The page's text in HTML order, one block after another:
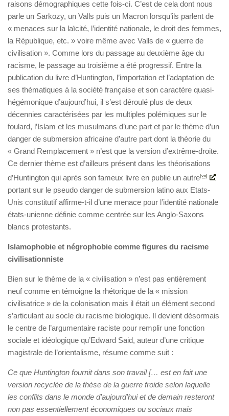
raisons démographiques cette fois-ci. C’est de cela dont nous
parle un Sarkozy, un Valls puis un Macron lorsqu’ils parlent de
« menaces sur la laïcité, l’identité nationale, le droit des femmes,
la République, etc. » voire même avec Valls de « guerre de
civilisation ». Comme lors du passage au deuxième âge du
racisme, le passage au troisième a été progressif. Entre la
publication du livre d’Huntington, l’importation et l’adaptation de
ses thématiques à la société française et son caractère quasi-
hégémonique d’aujourd’hui, il s’est déroulé plus de deux
décennies caractérisées par les multiples polémiques sur le
foulard, l’Islam et les musulmans d’une part et par le thème d’un
danger de submersion africaine d’autre part dont la théorie du
« Grand Remplacement » n’est que la version d’extrême-droite.
Ce dernier thème est d’ailleurs présent dans les théorisations
d’Huntington qui après son fameux livre en publie un autre[vii]
portant sur le pseudo danger de submersion latino aux Etats-
Unis constitutif affirme-t-il d’une menace pour l’identité nationale
états-unienne définie comme centrée sur les Anglo-Saxons
blancs protestants.
Islamophobie et négrophobie comme figures du racisme
civilisationniste
Bien sur le thème de la « civilisation » n’est pas entièrement
neuf comme en témoigne la rhétorique de la « mission
civilisatrice » de la colonisation mais il était un élément second
s’articulant au socle du racisme biologique. Il devient désormais
le centre de l’argumentaire raciste pour remplir une fonction
sociale et idéologique qu’Edward Said, auteur d’une critique
magistrale de l’orientalisme, résume comme suit :
Ce que Huntington fournit dans son travail [… est en fait une
version recyclée de la thèse de la guerre froide selon laquelle
les conflits dans le monde d’aujourd’hui et de demain resteront
non pas essentiellement économiques ou sociaux mais